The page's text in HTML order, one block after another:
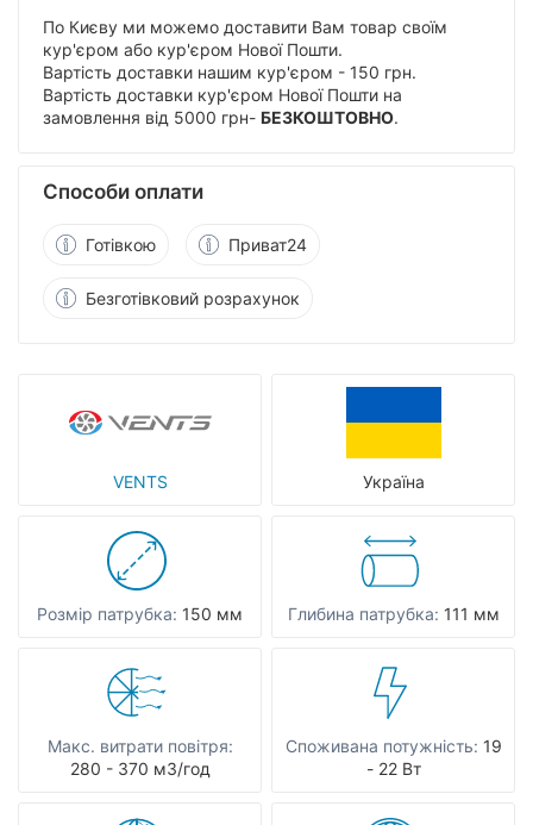
VENTS Україна
Розмір патрубка: 150 мм Глибина патрубка: 111 мм
Макс. витрати повітря:
280 - 370 мЗ/год
Споживана потужність: 19
- 22 Вт
По Києву ми можемо доставити Вам товар своїм
кур'єром або кур'єром Нової Пошти.
Вартість доставки нашим кур'єром - 150 грн.
Вартість доставки кур'єром Нової Пошти на
замовлення від 5000 грн- БЕЗКОШТОВНО.
Способи оплати
Готівкою Приват24
Безготівковий розрахунок